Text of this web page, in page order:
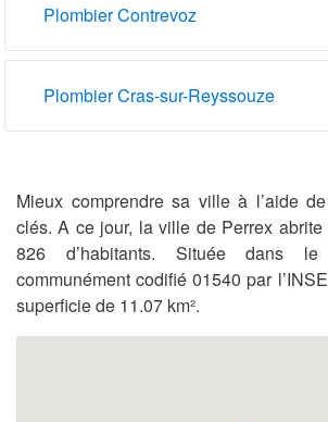
Plombier Contrevoz
Plombier Cras-sur-Reyssouze
Mieux comprendre sa ville à l’aide
clés. A ce jour, la ville de Perrex
826 d’habitants. Située dans le
communément codifié 01540 par
superficie de 11.07 km².